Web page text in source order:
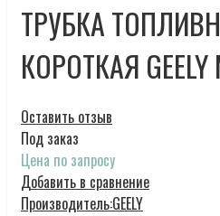
ТРУБКА
КОРОТКАЯ GEELY
Оставить отзыв
Под заказ
Цена по запросу
Добавить в сравнение
Производитель:GEELY